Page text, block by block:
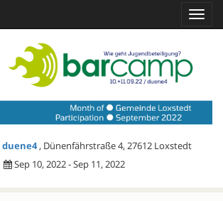
duene4 , Dünenfährstraße 4, 27612 Loxstedt
Sep 10, 2022 - Sep 11, 2022